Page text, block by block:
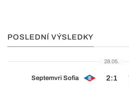
POSLEDNÍ VÝSLEDKY
28.05.
Septemvri Sofia 2:1